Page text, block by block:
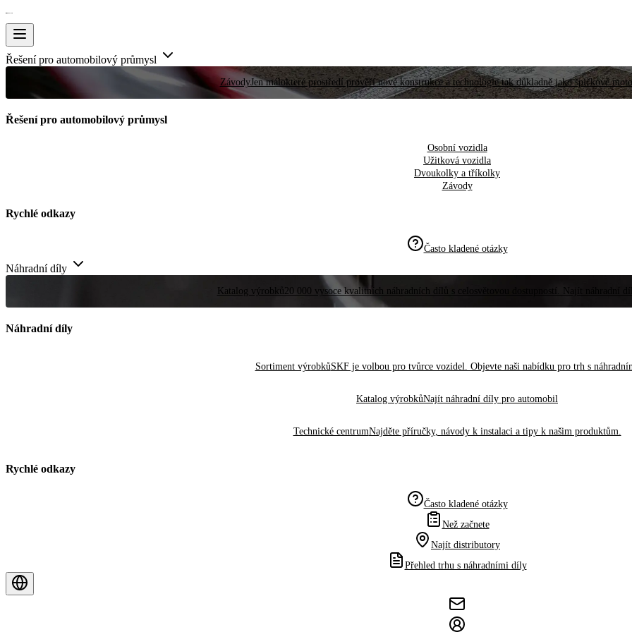
Řešení pro automobilový průmysl
ZávodyJen málokteré prostředí prověří nové konstrukce a technologie tak důkladně jako špičkové
Řešení pro automobilový průmysl
Osobní vozidla
Užitková vozidla
Dvoukolky a tříkolky
Závody
Rychlé odkazy
Často kladené otázky
Náhradní díly
Katalog výrobků20 000 vysoce kvalitních náhradních dílů s celosvětovou dostupností. Najít náhradní
Náhradní díly
Sortiment výrobkůSKF je volbou pro tvůrce vozidel. Objevte naši nabídku pro trh s
Katalog výrobkůNajít náhradní díly pro automobil
Technické centrumNajděte příručky, návody k instalaci a tipy k našim produktům.
Rychlé odkazy
Často kladené otázky
Než začnete
Najít distributory
Přehled trhu s náhradními díly